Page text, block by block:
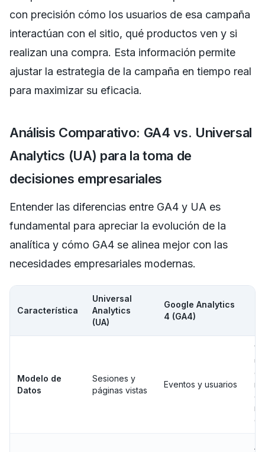
con precisión cómo los usuarios de esa campaña
interactúan con el sitio, qué productos ven y si
realizan una compra. Esta información permite
ajustar la estrategia de la campaña en tiempo real
para maximizar su eficacia.
Análisis Comparativo: GA4 vs. Universal
Analytics (UA) para la toma de
decisiones empresariales
Entender las diferencias entre GA4 y UA es
fundamental para apreciar la evolución de la
analítica y cómo GA4 se alinea mejor con las
necesidades empresariales modernas.
Característica
Universal
Analytics
(UA)
Google Analytics
4 (GA4)
Modelo de
Datos
Sesiones y
páginas vistas
Eventos y usuarios